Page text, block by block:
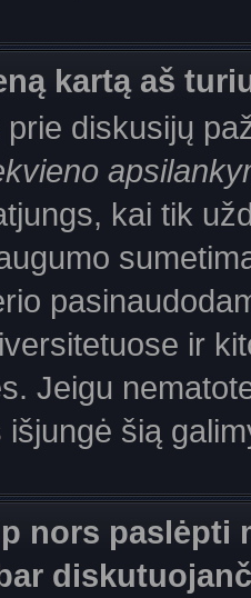
kartą aš
prie diskusijų
kai tik
ir
Jeigu
šią
nors paslėpti